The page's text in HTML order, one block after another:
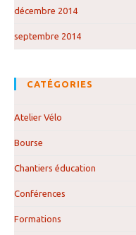
décembre 2014
septembre 2014
CATÉGORIES
Atelier Vélo
Bourse
Chantiers éducation
Conférences
Formations